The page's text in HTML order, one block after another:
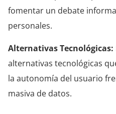
fomentar un debate
personales.
Alternativas Tecnológicas:
alternativas tecnológicas
la autonomía del usuario
masiva de datos.